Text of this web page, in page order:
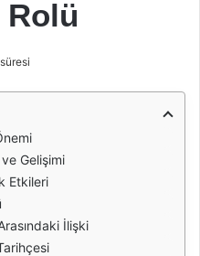
Rolü
Gelişimi
Etkileri
İlişki